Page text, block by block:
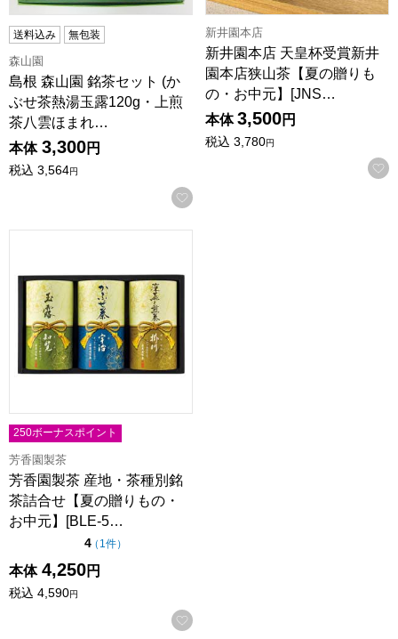
送料込み 無包装
森山園
島根 森山園 銘茶セット (か
ぶせ茶熱湯玉露120g・上煎
茶八雲ほまれ…
本体 3,300円
税込 3,564円
お気に入りに登録する
新井園本店
新井園本店 天皇杯受賞新井
園本店狭山茶【夏の贈りも
の・お中元】[JNS…
本体 3,500円
税込 3,780円
250ボーナスポイント
芳香園製茶
芳香園製茶 産地・茶種別銘
茶詰合せ【夏の贈りもの・
お中元】[BLE-5…
4点（5点満点中）
（ 1件の評価
）
本体 4,250円
税込 4,590円
お気に入りに登録する